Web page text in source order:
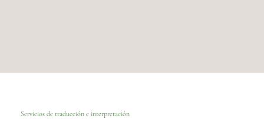
Servicios de traducción e interpretación